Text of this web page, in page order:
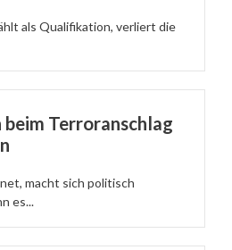
als Qualifikation, verliert die
Terroranschlag
macht sich politisch
es...